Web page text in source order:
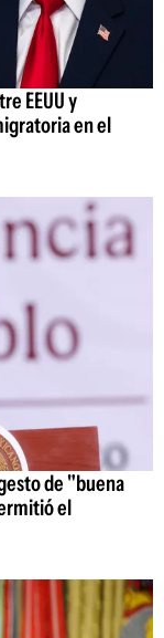
EEUU y
en el
de "buena
el